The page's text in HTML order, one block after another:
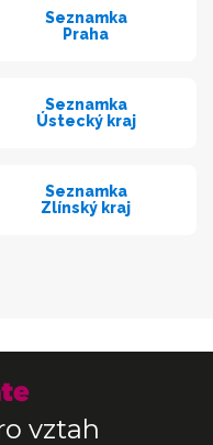
Seznamka
Praha
Seznamka
Ústecký kraj
Seznamka
Zlínský kraj
vztah